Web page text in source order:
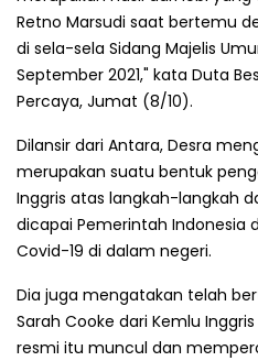
Retno Marsudi saat bertemu
di sela-sela Sidang Majelis
September 2021," kata Duta
Percaya, Jumat (8/10).
Dilansir dari Antara, Desra
merupakan suatu bentuk
Inggris atas langkah-langkah
dicapai Pemerintah Indonesia
Covid-19 di dalam negeri.
Dia juga mengatakan telah
Sarah Cooke dari Kemlu
resmi itu muncul dan